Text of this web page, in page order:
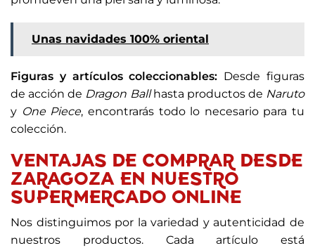
Unas navidades 100% oriental
Figuras y artículos coleccionables: Desde figuras
de acción de Dragon Ballhasta productos de Naruto
y One Piece, encontrarás todo lo necesario para tu
colección.
VENTAJAS DE COMPRAR DESDE
ZARAGOZA EN NUESTRO
SUPERMERCADO ONLINE
Nos distinguimos por la variedad y autenticidad de
nuestros productos. Cada artículo está